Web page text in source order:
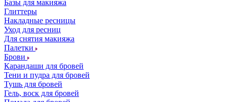
Базы для макияжа
Глиттеры
Накладные ресницы
Уход для ресниц
Для снятия макияжа
Палетки
Брови
Карандаши для бровей
Тени и пудра для бровей
Тушь для бровей
Гель, воск для бровей